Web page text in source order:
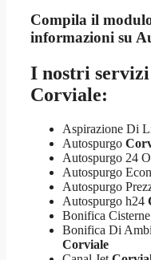
Compila il
informazioni su
I nostri
Corviale:
Aspirazione Di
Autospurgo
Autospurgo 24
Autospurgo
Autospurgo
Autospurgo h24
Bonifica
Bonifica Di
Corviale